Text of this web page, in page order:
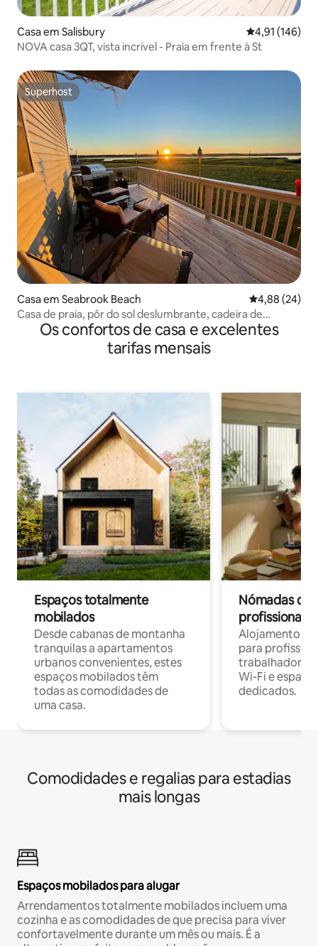
Casa em Salisbury Classificação
4,91 (146)
NOVA casa 3QT, vista incrível - Praia em frente à St
Superhost
Superhost
Casa em Seabrook Beach Classificação
4,88 (24)
Casa de praia, pôr do sol deslumbrante, cadeira de
massagem, EV ch
Os confortos de casa e excelentes
tarifas mensais
Espaços totalmente
mobilados
Desde cabanas de montanha
tranquilas a apartamentos
urbanos convenientes, estes
espaços mobilados têm
todas as comodidades de
uma casa.
Nómadas
profissionais
Alojamentos
para
trabalhadores
Wi-Fi e
dedicados.
Comodidades e regalias para estadias
mais longas
Espaços mobilados para alugar
Arrendamentos totalmente mobilados incluem uma
cozinha e as comodidades de que precisa para viver
confortavelmente durante um mês ou mais. É a